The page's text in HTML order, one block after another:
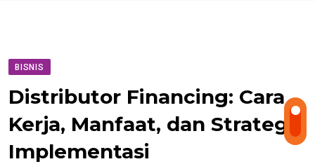
BISNIS
Distributor Financing: Cara
Kerja, Manfaat, dan Strategi
Implementasi